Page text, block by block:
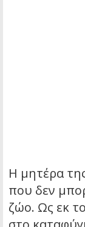
Η μητέρα
που δεν
ζώο. Ως εκ